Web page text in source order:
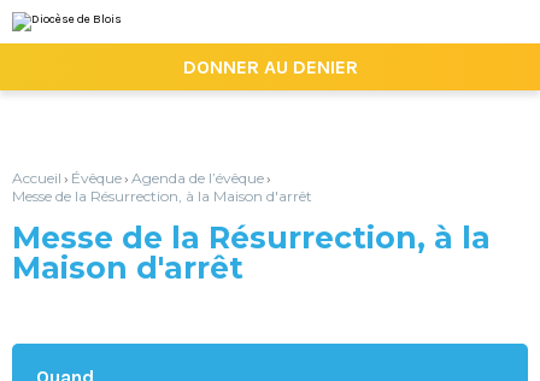
au
contenu.
la
personnels
DONNER AU DENIER
Accueil › Évêque› Agenda de l’évêque›
Messe de la Résurrection, à la Maison d'arrêt
Messe de la Résurrection, à la
Maison d'arrêt